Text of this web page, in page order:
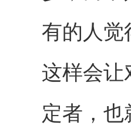
有的人觉
这样会让
定者，也